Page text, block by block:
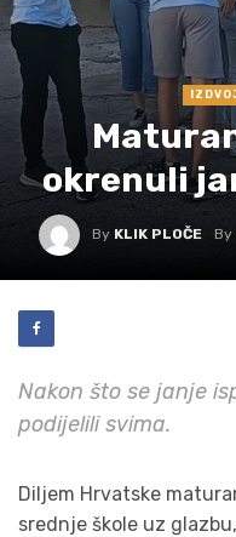
okrenuli
By KLIK PLOČE By
Nakon što se janje
podijelili svima.
Diljem Hrvatske
srednje škole uz